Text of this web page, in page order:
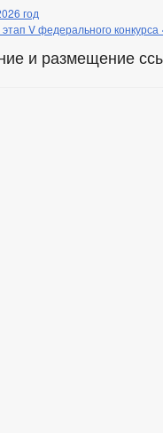
год
V федерального
и размещение